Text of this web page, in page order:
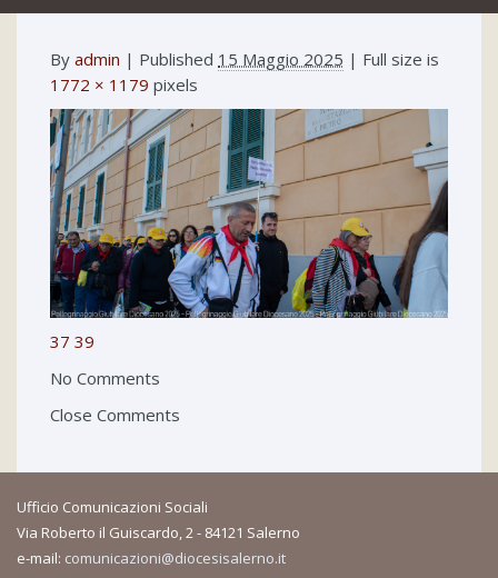
By admin | Published 15 Maggio 2025 | Full size is
1772 × 1179 pixels
37 39
No Comments
Close Comments
Ufficio Comunicazioni Sociali
Via Roberto il Guiscardo, 2 - 84121 Salerno
e-mail: comunicazioni@diocesisalerno.it